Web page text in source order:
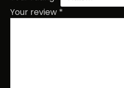
Your review *